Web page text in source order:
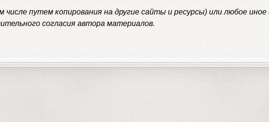
путем копирования на другие сайты и ресурсы) или любое иное
согласия автора материалов.